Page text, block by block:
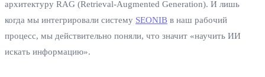
архитектуру RAG (Retrieval‑Augmented Generation). И лишь
когда мы интегрировали систему SEONIB в наш рабочий
процесс, мы действительно поняли, что значит «научить ИИ
искать информацию».